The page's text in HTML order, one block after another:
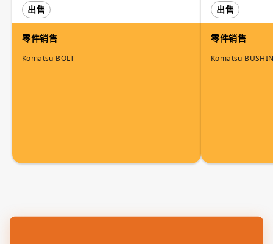
出售
零件销售
Komatsu BOLT
出售
零件销售
Komatsu